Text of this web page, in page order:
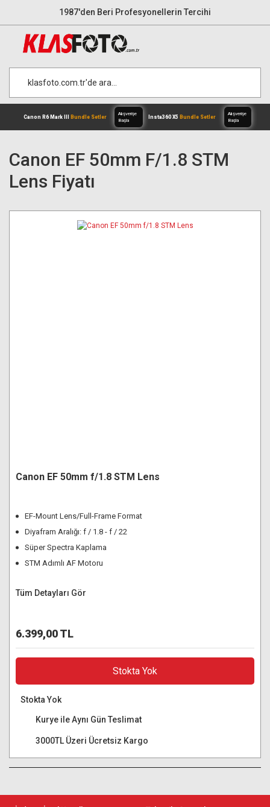
1987'den Beri Profesyonellerin Tercihi
Canon EF 50mm F/1.8 STM
Lens Fiyatı
Canon EF 50mm f/1.8 STM Lens
EF-Mount Lens/Full-Frame Format
Diyafram Aralığı: f / 1.8 - f / 22
Süper Spectra Kaplama
STM Adımlı AF Motoru
Tüm Detayları Gör
6.399,00 TL
Stokta Yok
Stokta Yok
Kurye ile Aynı Gün Teslimat
3000TL Üzeri Ücretsiz Kargo